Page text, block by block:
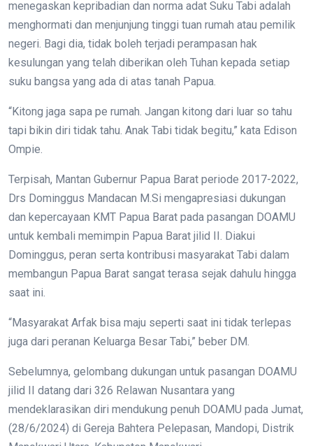
menegaskan kepribadian dan norma adat Suku Tabi adalah
menghormati dan menjunjung tinggi tuan rumah atau pemilik
negeri. Bagi dia, tidak boleh terjadi perampasan hak
kesulungan yang telah diberikan oleh Tuhan kepada setiap
suku bangsa yang ada di atas tanah Papua.
“Kitong jaga sapa pe rumah. Jangan kitong dari luar so tahu
tapi bikin diri tidak tahu. Anak Tabi tidak begitu,” kata Edison
Ompie.
Terpisah, Mantan Gubernur Papua Barat periode 2017-2022,
Drs Dominggus Mandacan M.Si mengapresiasi dukungan
dan kepercayaan KMT Papua Barat pada pasangan DOAMU
untuk kembali memimpin Papua Barat jilid II. Diakui
Dominggus, peran serta kontribusi masyarakat Tabi dalam
membangun Papua Barat sangat terasa sejak dahulu hingga
saat ini.
“Masyarakat Arfak bisa maju seperti saat ini tidak terlepas
juga dari peranan Keluarga Besar Tabi,” beber DM.
Sebelumnya, gelombang dukungan untuk pasangan DOAMU
jilid II datang dari 326 Relawan Nusantara yang
mendeklarasikan diri mendukung penuh DOAMU pada Jumat,
(28/6/2024) di Gereja Bahtera Pelepasan, Mandopi, Distrik